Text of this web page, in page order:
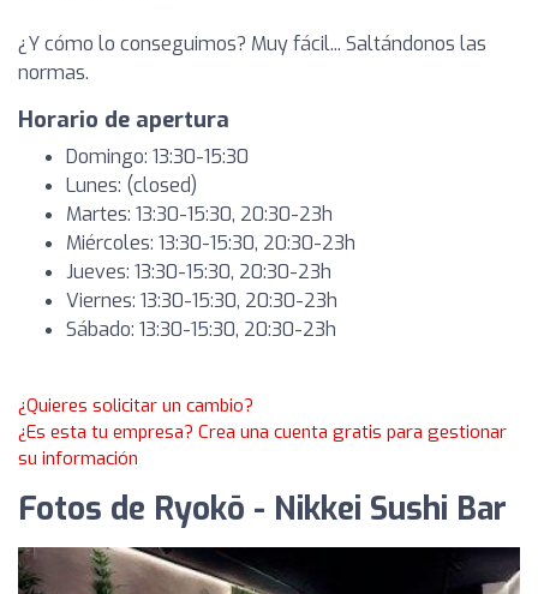
¿Y cómo lo conseguimos? Muy fácil... Saltándonos las
normas.
Horario de apertura
Domingo: 13:30-15:30
Lunes: (closed)
Martes: 13:30-15:30, 20:30-23h
Miércoles: 13:30-15:30, 20:30-23h
Jueves: 13:30-15:30, 20:30-23h
Viernes: 13:30-15:30, 20:30-23h
Sábado: 13:30-15:30, 20:30-23h
¿Quieres solicitar un cambio?
¿Es esta tu empresa? Crea una cuenta gratis para gestionar
su información
Fotos de Ryokō - Nikkei Sushi Bar